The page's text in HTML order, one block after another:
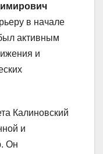
в начале
активным
и
Калиновский
и
Он